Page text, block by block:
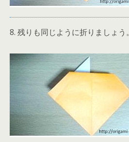
8. 残りも同じように折りましょう。